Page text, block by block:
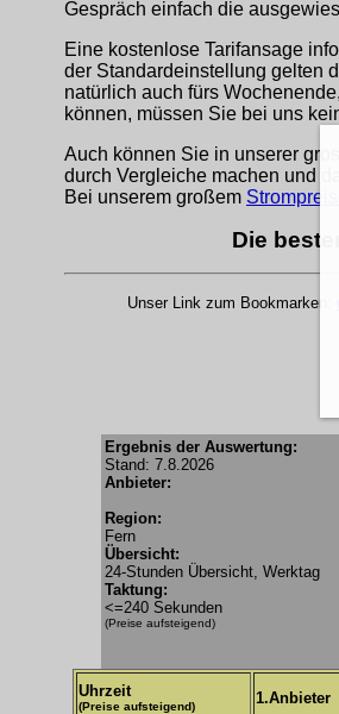
Gespräch einfach die
Eine kostenlose Tarifansage
der Standardeinstellung gelten
natürlich auch fürs
können, müssen Sie bei uns
Auch können Sie in unserer
durch Vergleiche machen und
Bei unserem großem
Die
Unser Link zum Bookmarken:
Ergebnis der Auswertung:
Stand: 7.8.2026
Anbieter:
Region:
Fern
Übersicht:
24-Stunden Übersicht, Werktag
Taktung:
<=240 Sekunden
(Preise aufsteigend)
Uhrzeit
(Preise aufsteigend) 1.Anbieter